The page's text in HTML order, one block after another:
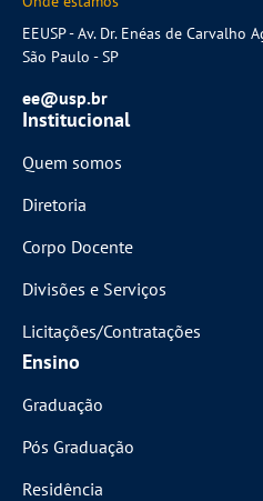
EEUSP - Av. Dr. Enéas de Carvalho
São Paulo - SP
ee@usp.br
Institucional
Quem somos
Diretoria
Corpo Docente
Divisões e Serviços
Licitações/Contratações
Ensino
Graduação
Pós Graduação
Residência